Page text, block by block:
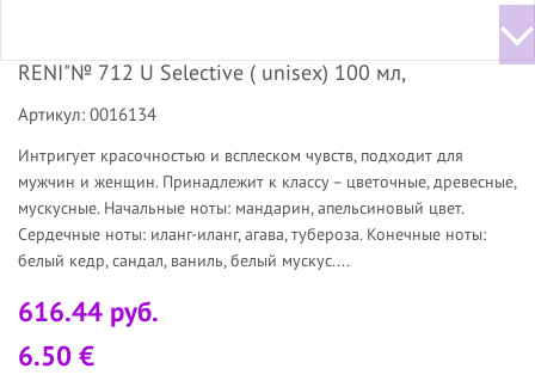
RENI"№ 712 U Selective ( unisex) 100 мл,
Артикул: 0016134
Интригует красочностью и всплеском чувств, подходит для
мужчин и женщин. Принадлежит к классу – цветочные, древесные,
мускусные. Начальные ноты: мандарин, апельсиновый цвет.
Сердечные ноты: иланг-иланг, агава, тубероза. Конечные ноты:
белый кедр, сандал, ваниль, белый мускус....
616.44 руб.
6.50 €